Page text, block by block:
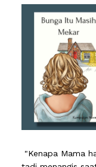
"Kenapa Mama